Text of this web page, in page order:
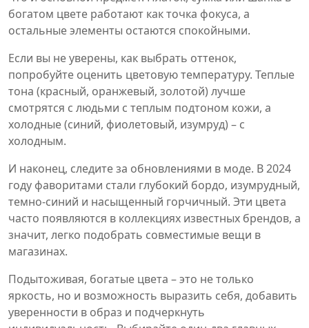
богатом цвете работают как точка фокуса, а
остальные элементы остаются спокойными.
Если вы не уверены, как выбрать оттенок,
попробуйте оценить цветовую температуру. Теплые
тона (красный, оранжевый, золотой) лучше
смотрятся с людьми с теплым подтоном кожи, а
холодные (синий, фиолетовый, изумруд) – с
холодным.
И наконец, следите за обновлениями в моде. В 2024
году фаворитами стали глубокий бордо, изумрудный,
темно‑синий и насыщенный горчичный. Эти цвета
часто появляются в коллекциях известных брендов, а
значит, легко подобрать совместимые вещи в
магазинах.
Подытоживая, богатые цвета – это не только
яркость, но и возможность выразить себя, добавить
уверенности в образ и подчеркнуть